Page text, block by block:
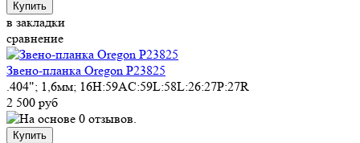
Купить
в закладки
сравнение
Звено-планка Oregon P23825
.404"; 1,6мм; 16H:59AC:59L:58L:26:27P:27R
2 500 руб
Купить